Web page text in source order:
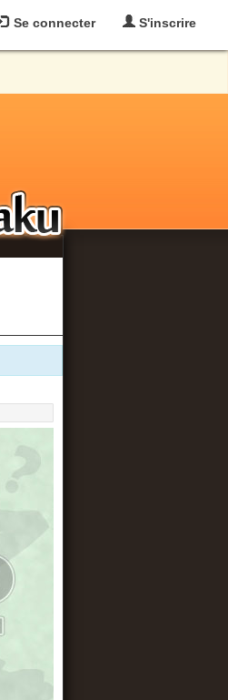
Se connecter S'inscrire